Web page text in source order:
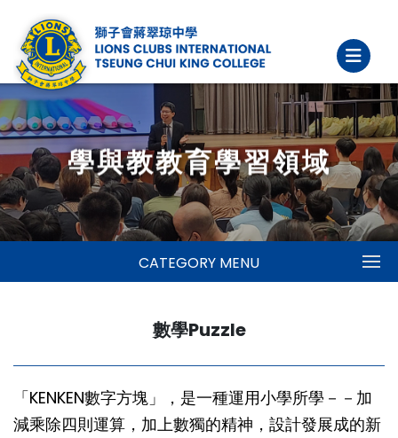
學與教教育學習領域
CATEGORY MENU
數學Puzzle
「KENKEN數字方塊」，是一種運用小學所學－－加
減乘除四則運算，加上數獨的精神，設計發展成的新